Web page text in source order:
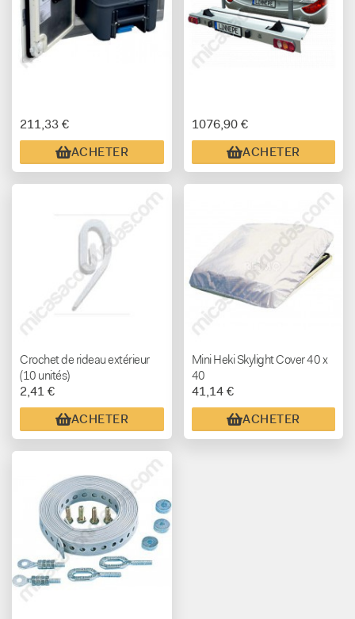
211,33 €
ACHETER
1076,90 €
ACHETER
Crochet de rideau extérieur
(10 unités)
2,41 €
ACHETER
Mini Heki Skylight Cover 40 x
40
41,14 €
ACHETER